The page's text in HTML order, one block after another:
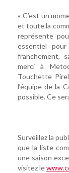
« C’est un
et toute la
représente
essentiel
franchement,
merci à
Touchette
l’équipe de la
possible. Ce
Surveillez la
que la liste
une saison
visitez le